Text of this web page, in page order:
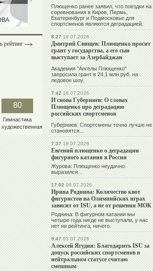
Виталий
ЩЕРБО
рейтинг
80
Гимнастика
художественная
Плющенко ранее заявил, что поездки на
соревнования в Киров, Пермь,
Екатеринбург и Подмосковье для
спортсменов являются деградацией.
8:2718.07.2026
Дмитрий Свищев: Плющенко просит
грант у государства, а его сын
выступает за Азербайджан
Академия "Ангелы Плющенко"
запросила грант в 24,1 млн руб. на
ледовое шоу.
7:4218.07.2026
И снова Губерниев: О словах
Плющенко про деградацию
российских спортсменов
Губерниев: Спортсмены точно лучше не
становятся...
7:3718.07.2026
Евгений плющенко о деградации
фигурного катания в России
Журова: Плющенко неудачно
выразился...
17:0208.07.2026
Ирина Роднина: Количество квот
фигуристов на Олимпийских играх
зависит от ISU, а не от решения МОК
Роднина: В фигурном катании мы
четыре года нигде не выступали, у нас
нет ни рейтинга, ничего.
9:4705.07.2026
Алексей Ягудин: Благодарить ISU за
допуск российских спортсменов в
нейтральном статусе считаю
смешным